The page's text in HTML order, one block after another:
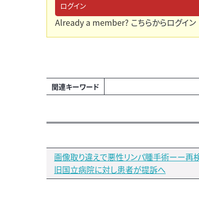
ログイン
Already a member? こちらからログイン
関連キーワード
画像取り違えで悪性リンパ腫手術ーー再
旧国立病院に対し患者が提訴へ